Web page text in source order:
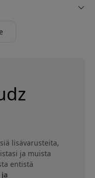
lisävarusteita,
ja muista
entistä